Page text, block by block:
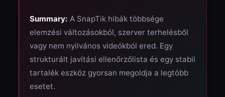
Summary: A SnapTik hibák többsége
elemzési változásokból, szerver terhelésből
vagy nem nyilvános videókból ered. Egy
strukturált javítási ellenőrzőlista és egy stabil
tartalék eszköz gyorsan megoldja a legtöbb
esetet.